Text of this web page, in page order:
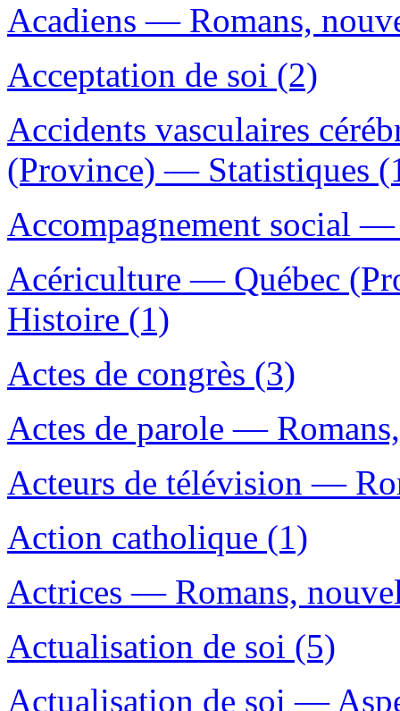
Acadiens — Romans,
Acceptation de soi (2)
Accidents vasculaires
(Province) — Statistiques
Accompagnement social
Acériculture — Québec
Histoire (1)
Actes de congrès (3)
Actes de parole —
Acteurs de télévision —
Action catholique (1)
Actrices — Romans,
Actualisation de soi (5)
Actualisation de soi —